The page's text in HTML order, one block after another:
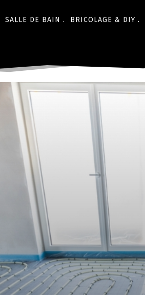
SALLE DE BAIN . BRICOLAGE & DIY .